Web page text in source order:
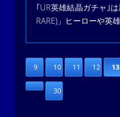
｢UR英雄結晶ガチャ｣
RARE)」ヒーローや英
9 10 11 12 13
30